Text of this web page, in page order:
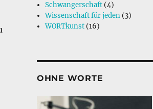
Schwangerschaft (4)
Wissenschaft für jeden (3)
WORTkunst (16)
OHNE WORTE